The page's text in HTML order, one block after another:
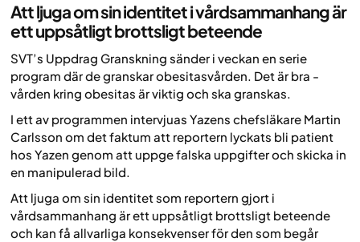
Att ljuga om sin identitet i vårdsammanhang är
ett uppsåtligt brottsligt beteende
SVT’s Uppdrag Granskning sänder i veckan en serie
program där de granskar obesitasvården. Det är bra -
vården kring obesitas är viktig och ska granskas.
I ett av programmen intervjuas Yazens chefsläkare Martin
Carlsson om det faktum att reportern lyckats bli patient
hos Yazen genom att uppge falska uppgifter och skicka in
en manipulerad bild.
Att ljuga om sin identitet som reportern gjort i
vårdsammanhang är ett uppsåtligt brottsligt beteende
och kan få allvarliga konsekvenser för den som begår